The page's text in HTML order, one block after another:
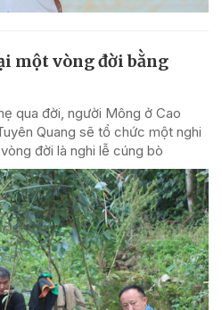
một vòng đời bằng
qua đời, người Mông ở Cao
Quang sẽ tổ chức một nghi
đời là nghi lễ cúng bò